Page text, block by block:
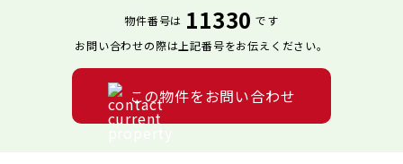
物件番号は 11330 です
お問い合わせの際は上記番号をお伝えください。
この物件をお問い合わせ